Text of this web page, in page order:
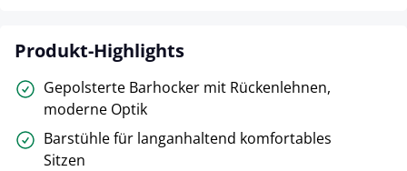
Produkt-Highlights
Gepolsterte Barhocker mit Rückenlehnen,
moderne Optik
Barstühle für langanhaltend komfortables
Sitzen